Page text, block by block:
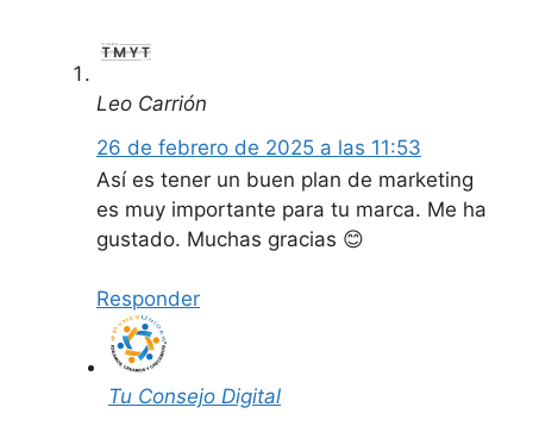
Leo Carrión
26 de febrero de 2025 a las 11:53
Así es tener un buen plan de marketing
es muy importante para tu marca. Me ha
gustado. Muchas gracias 😊
Responder
Tu Consejo Digital